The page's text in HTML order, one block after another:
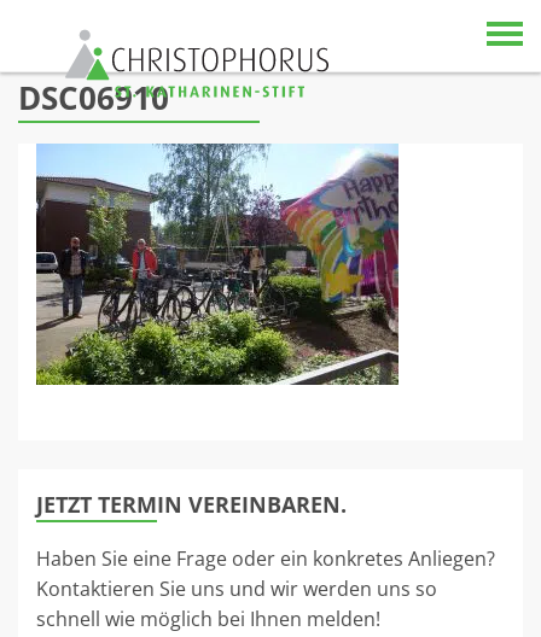
Skip to content
DSC06910
JETZT TERMIN VEREINBAREN.
Haben Sie eine Frage oder ein konkretes Anliegen?
Kontaktieren Sie uns und wir werden uns so
schnell wie möglich bei Ihnen melden!